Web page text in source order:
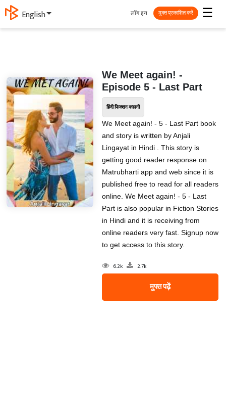
English ☰
लॉग इन मुक्त प्रकाशित करें
We Meet again! -
Episode 5 - Last Part
हिंदी फिक्शन कहानी
We Meet again! - 5 - Last Part book
and story is written by Anjali
Lingayat in Hindi . This story is
getting good reader response on
Matrubharti app and web since it is
published free to read for all readers
online. We Meet again! - 5 - Last
Part is also popular in Fiction Stories
in Hindi and it is receiving from
online readers very fast. Signup now
to get access to this story.
6.2k 2.7k
मुफ्त पढ़ें